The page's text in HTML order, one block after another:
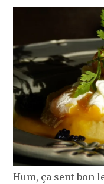
Hum, ça sent bon